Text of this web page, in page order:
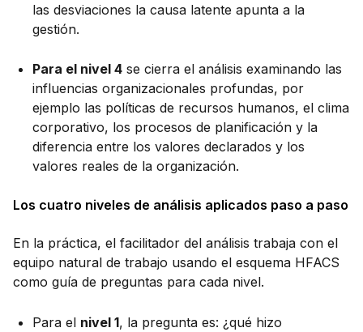
las desviaciones la causa latente apunta a la
gestión.
Para el nivel 4 se cierra el análisis examinando las
influencias organizacionales profundas, por
ejemplo las políticas de recursos humanos, el clima
corporativo, los procesos de planificación y la
diferencia entre los valores declarados y los
valores reales de la organización.
Los cuatro niveles de análisis aplicados paso a paso
En la práctica, el facilitador del análisis trabaja con el
equipo natural de trabajo usando el esquema HFACS
como guía de preguntas para cada nivel.
Para el nivel 1, la pregunta es: ¿qué hizo